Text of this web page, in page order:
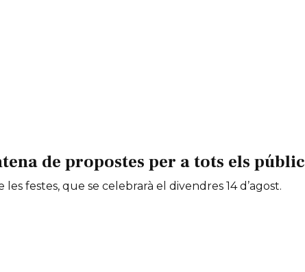
de propostes per a tots els públic
les festes, que se celebrarà el divendres 14 d’agost.